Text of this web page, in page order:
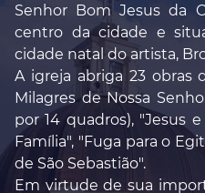
Senhor Bom Jesus da
centro da cidade e
cidade natal do artista,
A igreja abriga 23 obras
Milagres de Nossa
por 14 quadros), "Jesus
Família", "Fuga para o
de São Sebastião".
Em virtude de sua